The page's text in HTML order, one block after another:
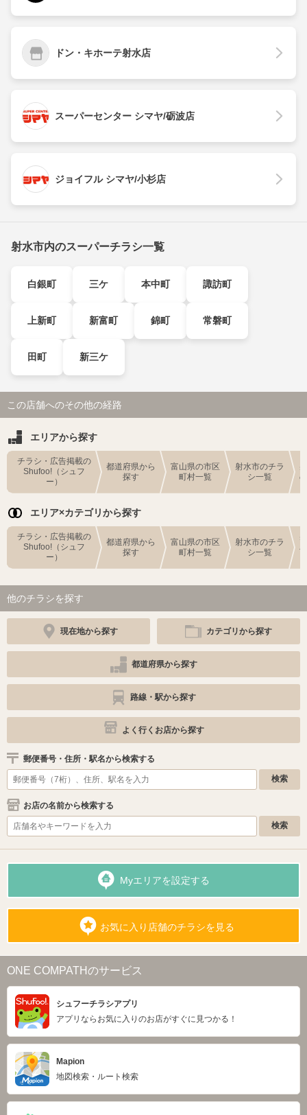
ドン・キホーテ射水店
スーパーセンター シマヤ/砺波店
ジョイフル シマヤ/小杉店
射水市内のスーパーチラシ一覧
白銀町 三ケ 本中町 諏訪町
上新町 新富町 錦町 常磐町
田町 新三ケ
この店舗へのその他の経路
エリアから探す
チラシ・広告掲載の
Shufoo!（シュフ
ー）
都道府県から
探す
富山県の市区
町村一覧
射水市のチラ
シ一覧
エリア×カテゴリから探す
チラシ・広告掲載の
Shufoo!（シュフ
ー）
都道府県から
探す
富山県の市区
町村一覧
射水市のチラ
シ一覧
他のチラシを探す
現在地から探す カテゴリから探す
都道府県から探す
路線・駅から探す
よく行くお店から探す
郵便番号・住所・駅名から検索する
お店の名前から検索する
Myエリアを設定する
お気に入り店舗のチラシを見る
ONE COMPATHのサービス
シュフーチラシアプリ
アプリならお気に入りのお店がすぐに見つかる！
Mapion
地図検索・ルート検索